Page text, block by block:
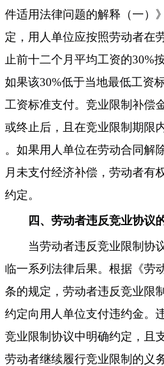
件适用法律问题的解释（一）
定，用人单位应按照劳动者在
止前十二个月平均工资的30%
如果该30%低于当地最低工资
工资标准支付。 竞业限制补偿
或终止后，且在竞业限制期限
。如果用人单位在劳动合同解
月未支付经济补偿，劳动者有
约定。
四、 劳动者违反竞业协议
当劳动者违反竞业限制协
临一系列法律后果。根据《劳
条的规定，劳动者违反竞业限
约定向用人单位支付违约金。
竞业限制协议中明确约定，且
劳动者继续履行竞业限制的义